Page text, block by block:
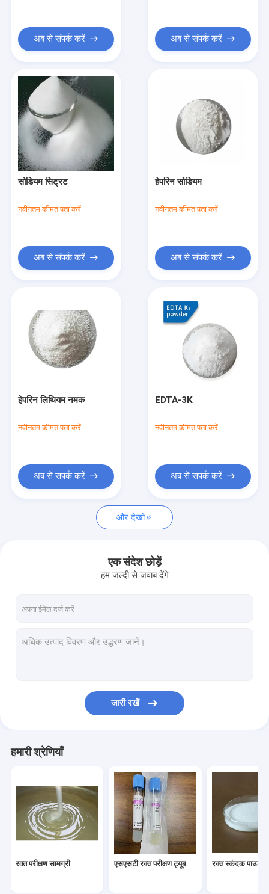
उत्पाद
हमारे बारे में
फैक्टरी यात्रा
एसएसटी रक्त परीक्षण ट्यूब
उपभोग्य चिकित्सा सामग्री
अब से संपर्क करें अब से संपर्क करें
सोडियम सिट्रट
नवीनतम कीमत पता करें
अब से संपर्क करें
हेपरिन सोडियम
नवीनतम कीमत पता करें
अब से संपर्क करें
हेपरिन लिथियम नमक
नवीनतम कीमत पता करें
अब से संपर्क करें
EDTA-3K
नवीनतम कीमत पता करें
अब से संपर्क करें
और देखो
एक संदेश छोड़ें
हम जल्दी से जवाब देंगे
जारी रखें
हमारी श्रेणियाँ
रक्त परीक्षण सामग्री एसएसटी रक्त परीक्षण ट्यूब रक्त स्कंदक पाउडर